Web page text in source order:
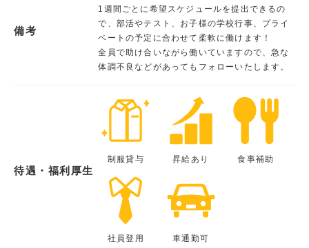
備考
1週間ごとに希望スケジュールを提出できるの
で、部活やテスト、お子様の学校行事、プライ
ベートの予定に合わせて柔軟に働けます！
全員で助け合いながら働いていますので、急な
体調不良などがあってもフォローいたします。
待遇・福利厚生
制服貸与 昇給あり 食事補助
社員登用 車通勤可